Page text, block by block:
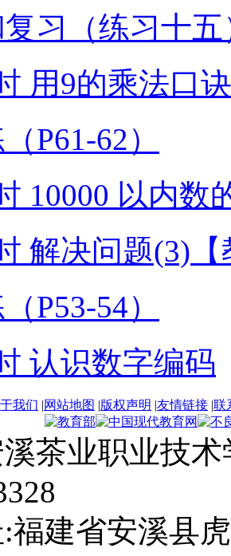
习（练习十五
用9的乘法口
P61-62）
10000 以内数
解决问题(3)
P53-54）
认识数字编码
我们 |网站地图 |版权声明 |友情链接 |联
茶业职业技
福建省安溪县